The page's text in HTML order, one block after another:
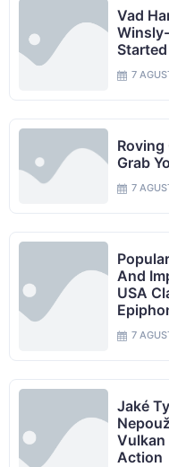
Vad
Started
7
Grab
7
And
USA
7
Jaké
Vulkan
Action